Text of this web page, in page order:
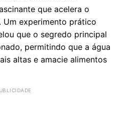
que acelera o
Um experimento prático
que o segredo principal
permitindo que a água
altas e amacie alimentos